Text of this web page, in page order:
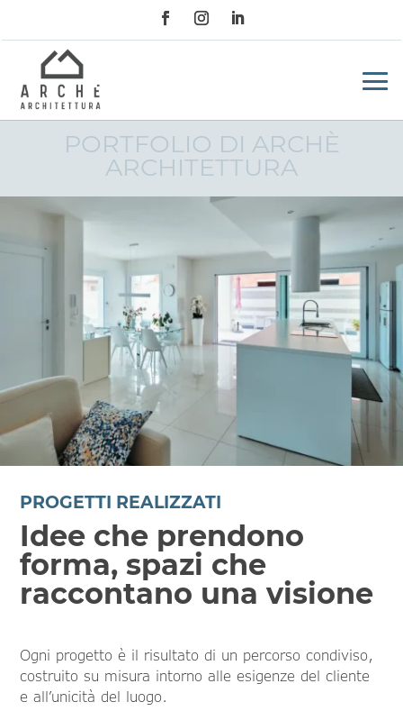
PORTFOLIO DI ARCHÈ
ARCHITETTURA
PROGETTI REALIZZATI
Idee che prendono
forma, spazi che
raccontano una visione
Ogni progetto è il risultato di un percorso condiviso,
costruito su misura intorno alle esigenze del cliente
e all’unicità del luogo.